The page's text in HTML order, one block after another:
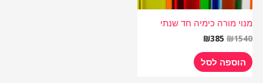
מנוי מורה כימיה חד שנתי
₪1540
₪385
הוספה לסל